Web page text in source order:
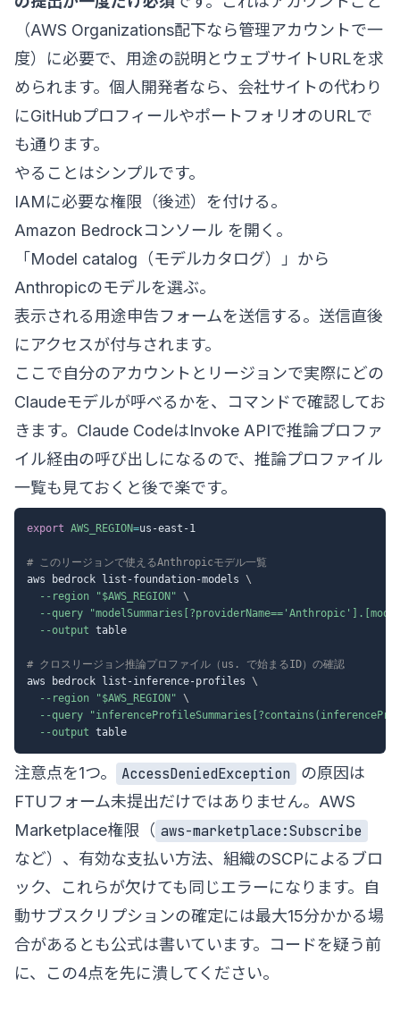
（AWS Organizations配下なら管理アカウントで一
度）に必要で、用途の説明とウェブサイトURLを求
められます。個人開発者なら、会社サイトの代わり
にGitHubプロフィールやポートフォリオのURLで
も通ります。
やることはシンプルです。
IAMに必要な権限（後述）を付ける。
Amazon Bedrockコンソール を開く。
「Model catalog（モデルカタログ）」から
Anthropicのモデルを選ぶ。
表示される用途申告フォームを送信する。送信直後
にアクセスが付与されます。
ここで自分のアカウントとリージョンで実際にどの
Claudeモデルが呼べるかを、コマンドで確認してお
きます。Claude CodeはInvoke APIで推論プロファ
イル経由の呼び出しになるので、推論プロファイル
一覧も見ておくと後で楽です。
export AWS_REGION=us-east-1
# このリージョンで使えるAnthropicモデル一覧
aws bedrock list-foundation-models \
--region
"$AWS_REGION " \
--query
--output table
# クロスリージョン推論プロファイル（us. で始まるID）の確認
aws bedrock list-inference-profiles \
--region
"$AWS_REGION " \
--query
--output
注意点を1つ。 AccessDeniedException
の原因は
FTUフォーム未提出だけではありません。AWS
Marketplace権限（ aws-marketplace:Subscribe
など）、有効な支払い方法、組織のSCPによるブロ
ック、これらが欠けても同じエラーになります。自
動サブスクリプションの確定には最大15分かかる場
合があるとも公式は書いています。コードを疑う前
に、この4点を先に潰してください。